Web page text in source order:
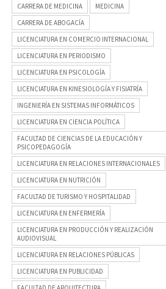
CARRERA DE MEDICINA
MEDICINA
CARRERA DE ABOGACÍA
LICENCIATURA EN COMERCIO INTERNACIONAL
LICENCIATURA EN PERIODISMO
LICENCIATURA EN PSICOLOGÍA
LICENCIATURA EN KINESIOLOGÍA Y FISIATRÍA
INGENIERÍA EN SISTEMAS INFORMÁTICOS
LICENCIATURA EN CIENCIA POLÍTICA
FACULTAD DE CIENCIAS DE LA EDUCACIÓN Y
PSICOPEDAGOGÍA
LICENCIATURA EN RELACIONES INTERNACIONALES
LICENCIATURA EN NUTRICIÓN
FACULTAD DE TURISMO Y HOSPITALIDAD
LICENCIATURA EN ENFERMERÍA
LICENCIATURA EN PRODUCCIÓN Y REALIZACIÓN
AUDIOVISUAL
LICENCIATURA EN RELACIONES PÚBLICAS
LICENCIATURA EN PUBLICIDAD